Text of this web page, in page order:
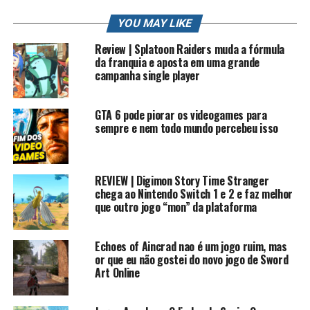
Contato Profissional: contato.roberto94@gmail.com
#rkplay #historiasonic #sonic
HISTORIA DE SONIC
Playlist
Mais sobre os Viloes do SOnic
Nesta lista estão todos os vilões da série Sonic the
Hedgehog e as informações do que cada antagonista de
diferêntes jogos tem, seus objetivos e o que eles querem
para se tornarem inimigos do herói Sonic
Sonic the Hedgehog(Versão em inglês), mais conhecido
como Doctor Eggman, Sega (1999). Manual de instrução
de Sonic Adventure, é um cientista maluco e o principal
YOU MAY LIKE
Review | Splatoon Raiders muda a fórmula
da franquia e aposta em uma grande
campanha single player
GTA 6 pode piorar os videogames para
sempre e nem todo mundo percebeu isso
REVIEW | Digimon Story Time Stranger
chega ao Nintendo Switch 1 e 2 e faz melhor
que outro jogo “mon” da plataforma
Echoes of Aincrad nao é um jogo ruim, mas
or que eu não gostei do novo jogo de Sword
Art Online